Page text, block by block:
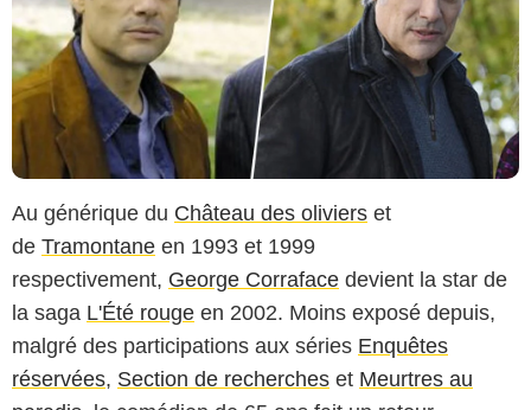
Au générique du Château des oliviers et
de Tramontane en 1993 et 1999
respectivement, George Corraface devient la star de
la saga L'Été rouge en 2002. Moins exposé depuis,
malgré des participations aux séries Enquêtes
réservées, Section de recherches et Meurtres au